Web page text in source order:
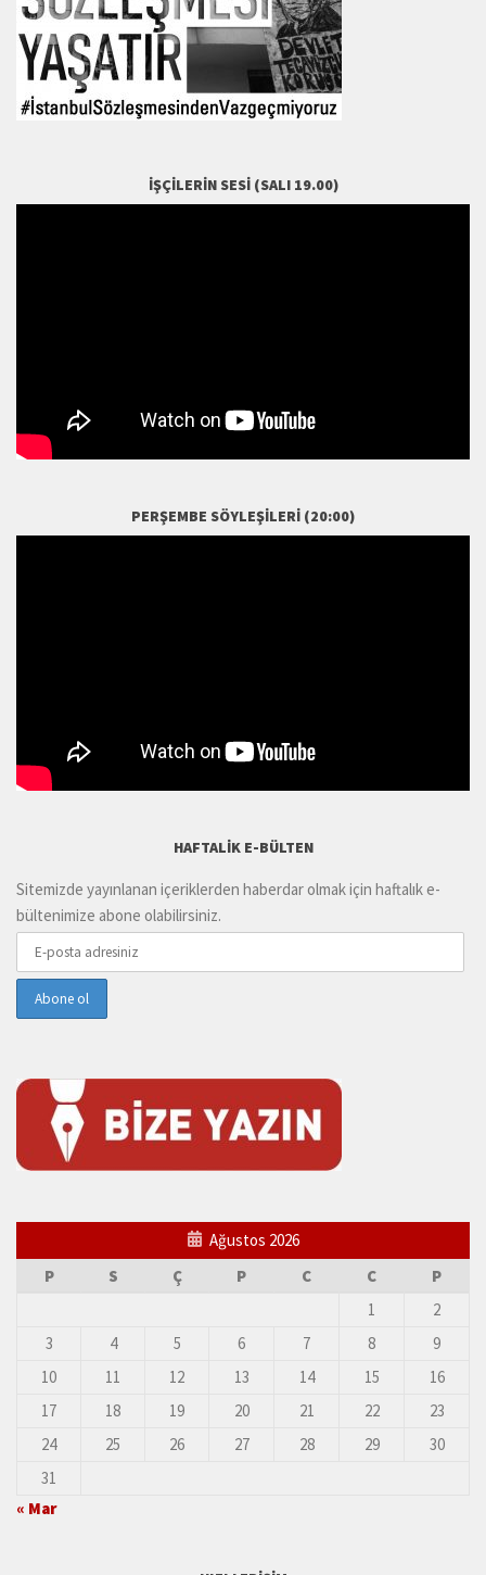
İŞÇILERIN SESI (SALI 19.00)
PERŞEMBE SÖYLEŞILERI (20:00)
HAFTALIK E-BÜLTEN
Sitemizde yayınlanan içeriklerden haberdar olmak için haftalık e-
bültenimize abone olabilirsiniz.
Ağustos 2026
P
S Ç P C C
P
1
2
3
4 5 6 7 8
9
10
11 12 13 14 15
16
17
18 19 20 21 22
23
24
25 26 27 28 29
30
31
« Mar